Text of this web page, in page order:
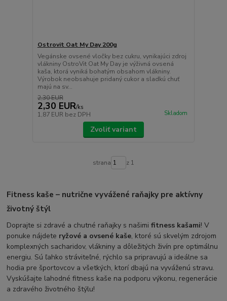
Ostrovit Oat My Day 200g
Vegánske ovsené vločky bez cukru, vynikajúci zdroj
vlákniny OstroVit Oat My Day je výživná ovsená
kaša, ktorá vyniká bohatým obsahom vlákniny.
Výrobok neobsahuje pridaný cukor a sladkú chuť
majú na sv...
2,30 EUR
2,30 EUR/ks
1,87 EUR bez DPH Skladom
Zvoliť variant
strana z 1
Fitness kaše – nutrične vyvážené raňajky pre aktívny
životný štýl
Doprajte si zdravé a chutné raňajky s našimifitness kašami! V
ponuke nájdete ryžové a ovsené kaše, ktoré sú skvelým zdrojom
komplexných sacharidov, vlákniny a dôležitých živín pre optimálnu
energiu. Sú ľahko stráviteľné, rýchlo sa pripravujú a ideálne sa
hodia pre športovcov a všetkých, ktorí dbajú na vyváženú stravu.
Vyskúšajte lahodné fitness kaše na podporu výkonu, regenerácie
a zdravého životného štýlu!